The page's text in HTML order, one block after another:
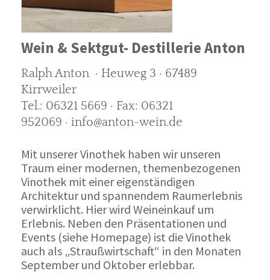
Wein & Sektgut- Destillerie Anton
Ralph Anton · Heuweg 3 · 67489
Kirrweiler
Tel.: 06321 5669 · Fax: 06321
952069 · info@anton-wein.de
Mit unserer Vinothek haben wir unseren
Traum einer modernen, themenbezogenen
Vinothek mit einer eigenständigen
Architektur und spannendem Raumerlebnis
verwirklicht. Hier wird Weineinkauf um
Erlebnis. Neben den Präsentationen und
Events (siehe Homepage) ist die Vinothek
auch als „Straußwirtschaft“ in den Monaten
September und Oktober erlebbar.